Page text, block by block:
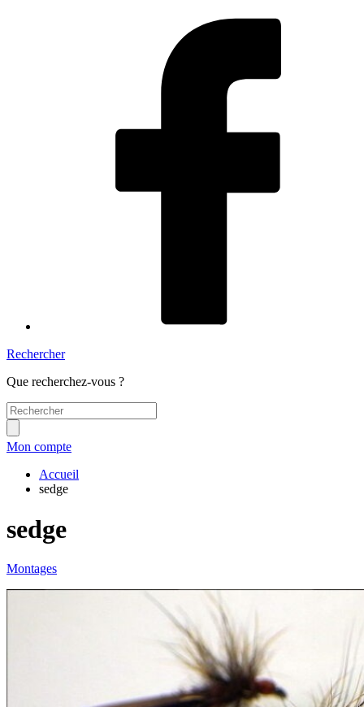
Rechercher
Que recherchez-vous ?
Mon compte
Accueil
sedge
sedge
Montages